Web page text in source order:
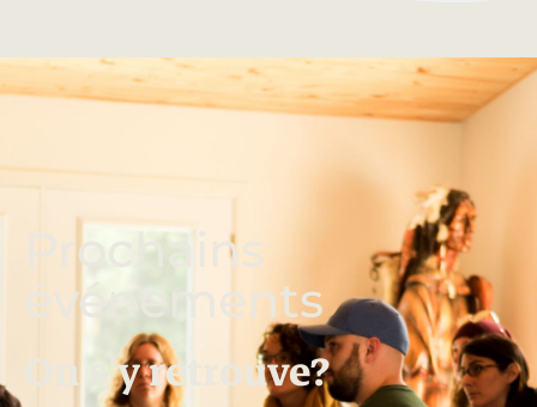
Prochains
événements
On s'y retrouve?